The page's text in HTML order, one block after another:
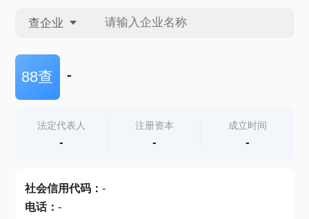
查企业
查企业
查产地
88查 -
法定代表人
-
注册资本
-
成立时间
-
社会信用代码： -
电话： -